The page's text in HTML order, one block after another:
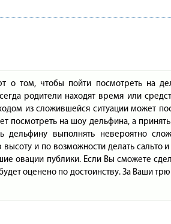
о том, чтобы пойти посмотреть на
родители находят время или
из сложившейся ситуации может
посмотреть на шоу дельфина, а
дельфину выполнять невероятно
и по возможности делать сальто
овации публики. Если Вы сможете
оценено по достоинству. За Ваши